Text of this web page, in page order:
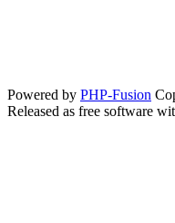
Powered by PHP-Fusion
Released as free software